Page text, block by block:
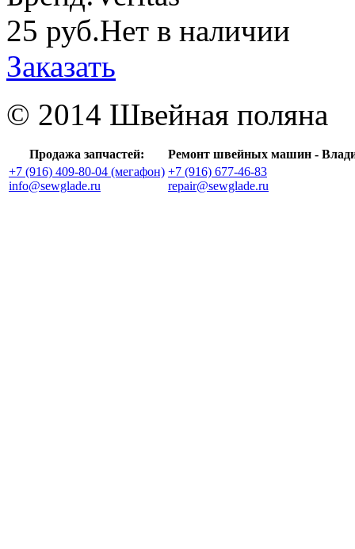
25 руб.Нет в наличии
Заказать
© 2014 Швейная поляна
Продажа запчастей:
Ремонт швейных машин -
+7 (916) 409-80-04 (мегафон)
info@sewglade.ru
+7 (916) 677-46-83
repair@sewglade.ru